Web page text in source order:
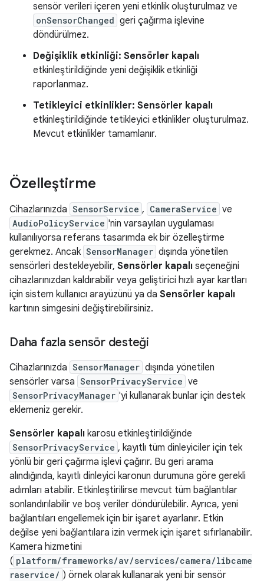
sensör verileri içeren yeni etkinlik oluşturulmaz ve
onSensorChanged geri çağırma işlevine
döndürülmez.
Değişiklik etkinliği: Sensörler kapalı
etkinleştirildiğinde yeni değişiklik etkinliği
raporlanmaz.
Tetikleyici etkinlikler: Sensörler kapalı
etkinleştirildiğinde tetikleyici etkinlikler oluşturulmaz.
Mevcut etkinlikler tamamlanır.
Özelleştirme
Cihazlarınızda SensorService , CameraService ve
AudioPolicyService 'nin varsayılan uygulaması
kullanılıyorsa referans tasarımda ek bir özelleştirme
gerekmez. Ancak SensorManager dışında yönetilen
sensörleri destekleyebilir, Sensörler kapalı seçeneğini
cihazlarınızdan kaldırabilir veya geliştirici hızlı ayar kartları
için sistem kullanıcı arayüzünü ya da Sensörler kapalı
kartının simgesini değiştirebilirsiniz.
Daha fazla sensör desteği
Cihazlarınızda SensorManager dışında yönetilen
sensörler varsa SensorPrivacyService ve
SensorPrivacyManager 'yi kullanarak bunlar için destek
eklemeniz gerekir.
Sensörler kapalı karosu etkinleştirildiğinde
SensorPrivacyService , kayıtlı tüm dinleyiciler için tek
yönlü bir geri çağırma işlevi çağırır. Bu geri arama
alındığında, kayıtlı dinleyici karonun durumuna göre gerekli
adımları atabilir. Etkinleştirilirse mevcut tüm bağlantılar
sonlandırılabilir ve boş veriler döndürülebilir. Ayrıca, yeni
bağlantıları engellemek için bir işaret ayarlanır. Etkin
değilse yeni bağlantılara izin vermek için işaret sıfırlanabilir.
Kamera hizmetini
( platform/frameworks/av/services/camera/libcame
raservice/ ) örnek olarak kullanarak yeni bir sensör